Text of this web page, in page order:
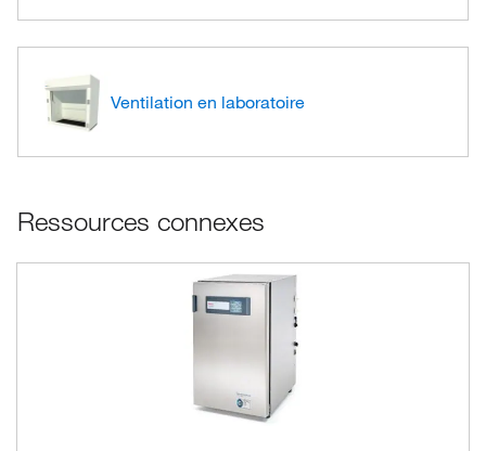
Ventilation en laboratoire
Ressources connexes